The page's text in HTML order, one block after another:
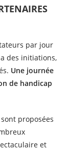
par jour
des initiations,
Une journée
de handicap
proposées
et